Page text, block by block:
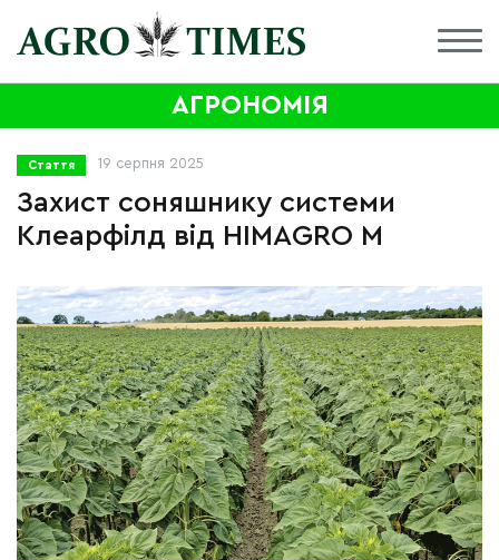
АГРОНОМІЯ
Стаття 19 серпня 2025
Захист соняшнику системи
Клеарфiлд вiд HIMAGRO M